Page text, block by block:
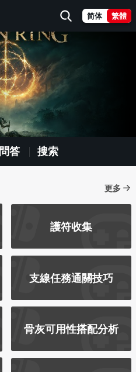
简体 繁體
問答 搜索
更多
護符收集
支線任務通關技巧
骨灰可用性搭配分析